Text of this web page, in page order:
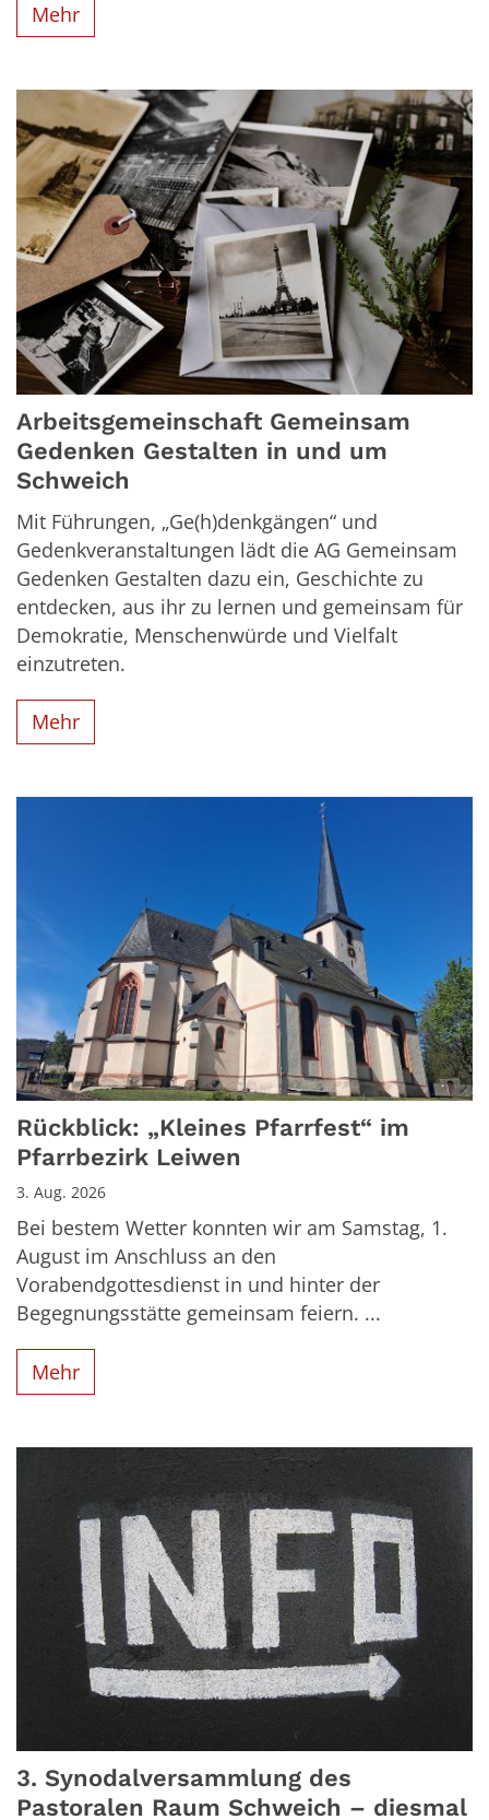
Mehr
Arbeitsgemeinschaft Gemeinsam
Gedenken Gestalten in und um
Schweich
Mit Führungen, „Ge(h)denkgängen“ und
Gedenkveranstaltungen lädt die AG Gemeinsam
Gedenken Gestalten dazu ein, Geschichte zu
entdecken, aus ihr zu lernen und gemeinsam für
Demokratie, Menschenwürde und Vielfalt
einzutreten.
Mehr
Rückblick: „Kleines Pfarrfest“ im
Pfarrbezirk Leiwen
3. Aug. 2026
Bei bestem Wetter konnten wir am Samstag, 1.
August im Anschluss an den
Vorabendgottesdienst in und hinter der
Begegnungsstätte gemeinsam feiern. ...
Mehr
3. Synodalversammlung des
Pastoralen Raum Schweich – diesmal